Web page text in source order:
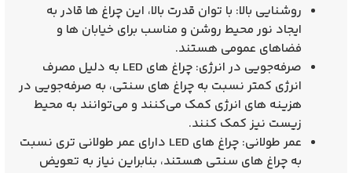
روشنایی بالا: با توان قدرت بالا، این چراغ‌ ها قادر به
ایجاد نور محیط روشن و مناسب برای خیابان‌ ها و
فضاهای عمومی هستند.
صرفه‌جویی در انرژی: چراغ‌ های LED به دلیل مصرف
انرژی کمتر نسبت به چراغ‌ های سنتی، به صرفه‌جویی در
هزینه‌ های انرژی کمک می‌کنند و می‌توانند به محیط
زیست نیز کمک کنند.
عمر طولانی: چراغ‌ های LED دارای عمر طولانی‌ تری نسبت
به چراغ‌ های سنتی هستند، بنابراین نیاز به تعویض